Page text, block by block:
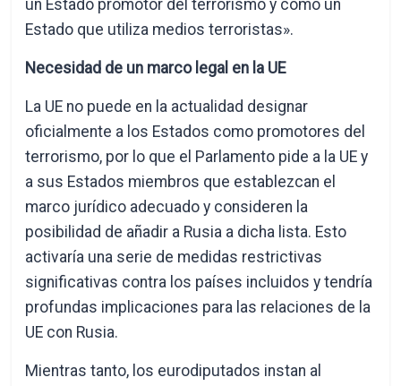
un Estado promotor del terrorismo y como un
Estado que utiliza medios terroristas».
Necesidad de un marco legal en la UE
La UE no puede en la actualidad designar
oficialmente a los Estados como promotores del
terrorismo, por lo que el Parlamento pide a la UE y
a sus Estados miembros que establezcan el
marco jurídico adecuado y consideren la
posibilidad de añadir a Rusia a dicha lista. Esto
activaría una serie de medidas restrictivas
significativas contra los países incluidos y tendría
profundas implicaciones para las relaciones de la
UE con Rusia.
Mientras tanto, los eurodiputados instan al